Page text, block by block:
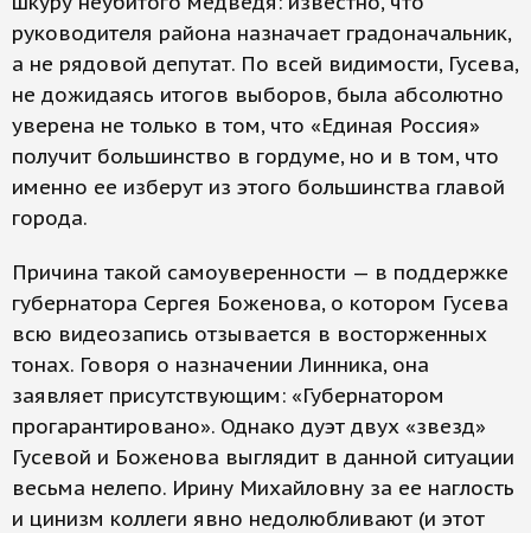
руководителя района назначает градоначальник,
а не рядовой депутат. По всей видимости, Гусева,
не дожидаясь итогов выборов, была абсолютно
уверена не только в том, что «Единая Россия»
получит большинство в гордуме, но и в том, что
именно ее изберут из этого большинства главой
города.
Причина такой самоуверенности — в поддержке
губернатора Сергея Боженова, о котором Гусева
всю видеозапись отзывается в восторженных
тонах. Говоря о назначении Линника, она
заявляет присутствующим: «Губернатором
прогарантировано». Однако дуэт двух «звезд»
Гусевой и Боженова выглядит в данной ситуации
весьма нелепо. Ирину Михайловну за ее наглость
и цинизм коллеги явно недолюбливают (и этот